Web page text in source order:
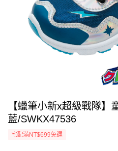
【蠟筆小新x超級戰隊】
藍/SWKX47536
宅配滿NT$699免運